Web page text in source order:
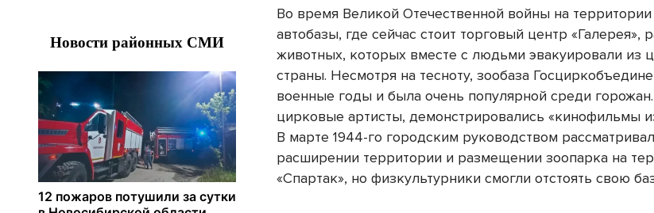
Во время Великой Отечественной войны на
автобазы, где сейчас стоит торговый центр «Галерея»,
животных, которых вместе с людьми эвакуировали из
страны. Несмотря на тесноту, зообаза
военные годы и была очень популярной среди
цирковые артисты, демонстрировались «кинофильмы
В марте 1944-го городским руководством
расширении территории и размещении зоопарка на
«Спартак», но физкультурники смогли отстоять свою